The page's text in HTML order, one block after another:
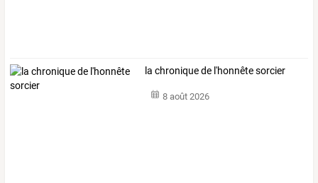
la chronique de l'honnête sorcier
8 août 2026